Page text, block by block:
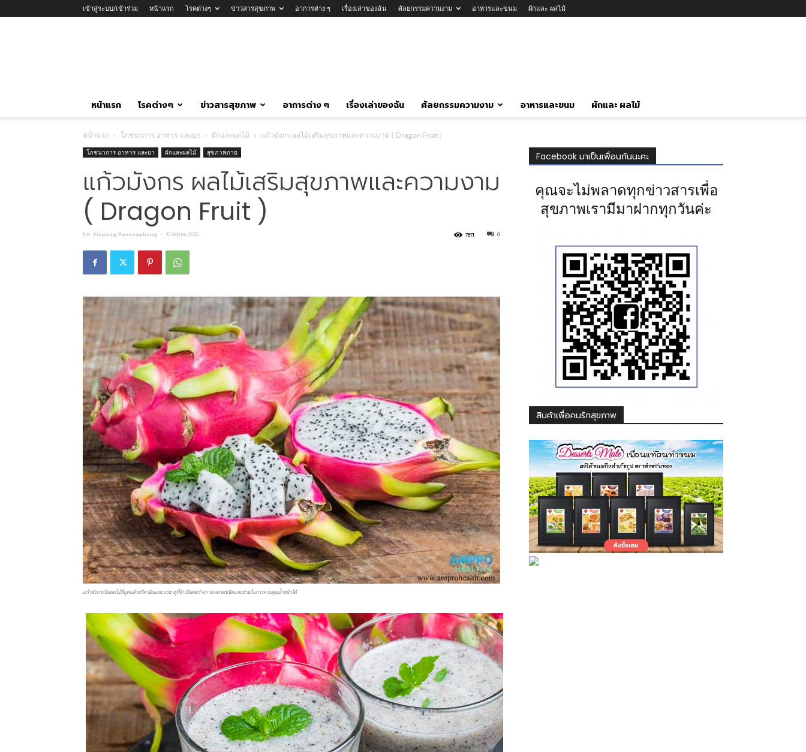
เข้าสู่ระบบ/เข้าร่วม หน้าแรก โรคต่างๆ ข่าวสารสุขภาพ อาการต่าง ๆ เรื่องเล่าของฉัน ศัลยกรรมความงาม อาหารและขนม ผักและ ผลไม้
หน้าแรก โรคต่างๆ ข่าวสารสุขภาพ อาการต่าง ๆ เรื่องเล่าของฉัน ศัลยกรรมความงาม อาหารและขนม ผักและ ผลไม้
หน้าแรก โภชนาการ อาหาร และยา ผักและผลไม้ แก้วมังกร ผลไม้เสริมสุขภาพและความงาม ( Dragon Fruit )
โภชนาการ อาหาร และยา ผักและผลไม้ สุขภาพกาย
แก้วมังกร ผลไม้เสริมสุขภาพและความงาม
( Dragon Fruit )
โดย Kitipong Pasanaphong - 10 มิถุนายน 2025 0
7871
แก้วมังกรเป็นผลไม้ที่อุดมด้วยวิตามินและแร่ธาตุที่จำเป็นต่อร่างกายหลายชนิดและช่วยในการควบคุมน้ำหนักได้
Facebook มาเป็นเพื่อนกันนะคะ
คุณจะไม่พลาดทุกข่าวสารเพื่อ
สุขภาพเรามีมาฝากทุกวันค่ะ
สินค้าเพื่อคนรักสุขภาพ